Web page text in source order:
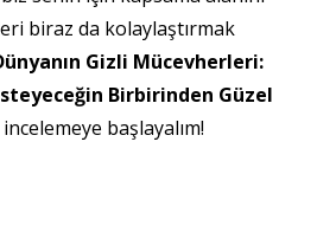
biraz da kolaylaştırmak
Gizli Mücevherleri:
Birbirinden Güzel
başlayalım!